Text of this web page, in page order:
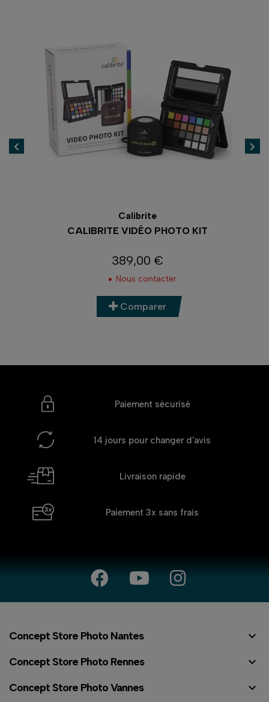
Calibrite
CALIBRITE VIDÉO PHOTO KIT
Prix
389,00 €
Nous contacter
Comparer
Paiement sécurisé
14 jours pour changer d'avis
Livraison rapide
Paiement 3x sans frais
Concept Store Photo Nantes 
Concept Store Photo Rennes 
Concept Store Photo Vannes 